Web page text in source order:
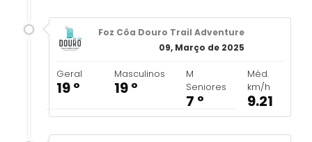
Foz Côa Douro Trail Adventure
09, Março de 2025
Geral
19 º
Masculinos
19 º
M
Seniores
7 º
Méd.
km/h
9.21